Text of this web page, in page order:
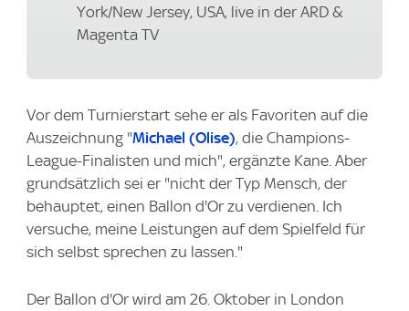
York/New Jersey, USA, live in der ARD &
Magenta TV
Vor dem Turnierstart sehe er als Favoriten auf die
Auszeichnung "Michael (Olise), die Champions-
League-Finalisten und mich", ergänzte Kane. Aber
grundsätzlich sei er "nicht der Typ Mensch, der
behauptet, einen Ballon d'Or zu verdienen. Ich
versuche, meine Leistungen auf dem Spielfeld für
sich selbst sprechen zu lassen."
Der Ballon d'Or wird am 26. Oktober in London